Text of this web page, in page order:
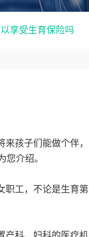
享受生育保险吗
孩子们能做个伴
介绍。
工，不论是生育